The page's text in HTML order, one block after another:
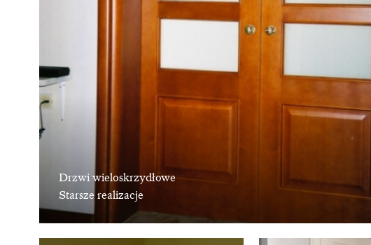
Drzwi wieloskrzydłowe
Starsze realizacje